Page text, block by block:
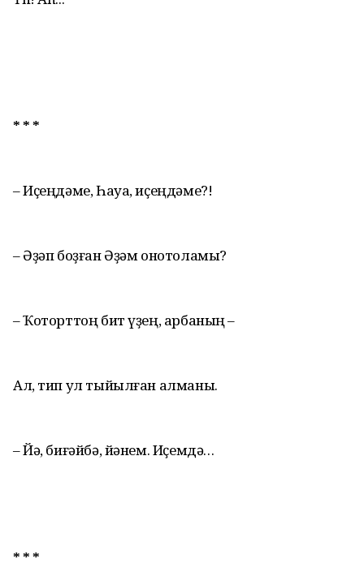
* * *
– Иҫеңдәме, Һауа, иҫеңдәме?!
– Әҙәп боҙған Әҙәм онотоламы?
– Ҡоторттоң бит үҙең, арбаның –
Ал, тип ул тыйылған алманы.
– Йә, биғәйбә, йәнем. Иҫемдә…
* * *